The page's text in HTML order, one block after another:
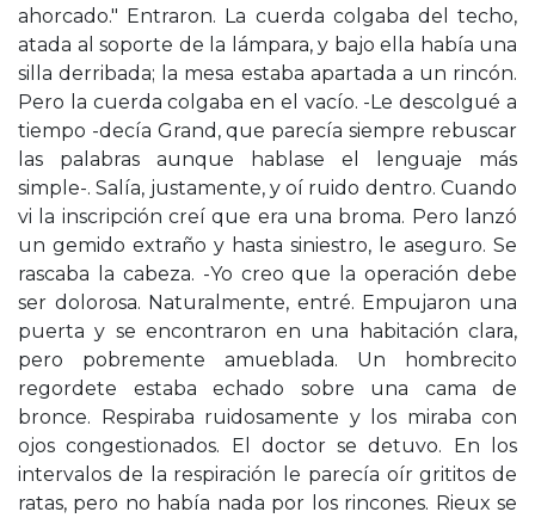
ahorcado." Entraron. La cuerda colgaba del techo,
atada al soporte de la lámpara, y bajo ella había una
silla derribada; la mesa estaba apartada a un rincón.
Pero la cuerda colgaba en el vacío. -Le descolgué a
tiempo -decía Grand, que parecía siempre rebuscar
las palabras aunque hablase el lenguaje más
simple-. Salía, justamente, y oí ruido dentro. Cuando
vi la inscripción creí que era una broma. Pero lanzó
un gemido extraño y hasta siniestro, le aseguro. Se
rascaba la cabeza. -Yo creo que la operación debe
ser dolorosa. Naturalmente, entré. Empujaron una
puerta y se encontraron en una habitación clara,
pero pobremente amueblada. Un hombrecito
regordete estaba echado sobre una cama de
bronce. Respiraba ruidosamente y los miraba con
ojos congestionados. El doctor se detuvo. En los
intervalos de la respiración le parecía oír grititos de
ratas, pero no había nada por los rincones. Rieux se